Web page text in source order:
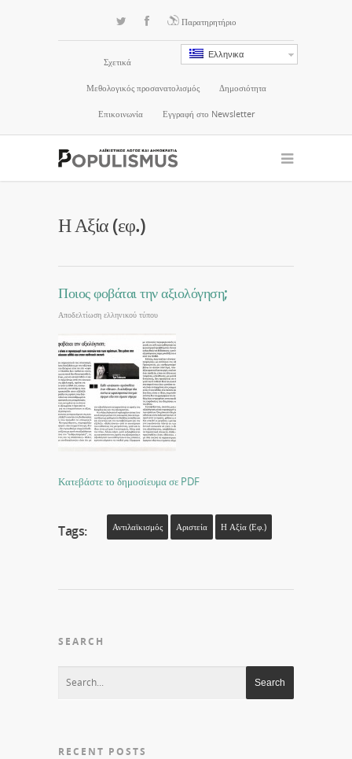
Παρατηρητήριο
Ελληνικα
Σχετικά
Μεθολογικός προσανατολισμός Δημοσιότητα
Επικοινωνία Εγγραφή στο Newsletter
Η Αξία (εφ.)
Ποιος φοβάται την αξιολόγηση;
Αποδελτίωση ελληνικού τύπου
Κατεβάστε το δημοσίευμα σε PDF
Tags: Αντιλαϊκισμός Αριστεία Η Αξία (εφ.)
SEARCH
RECENT POSTS